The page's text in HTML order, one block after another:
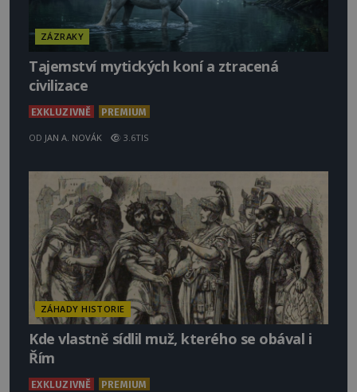
ZÁZRAKY
Tajemství mytických koní a ztracená
civilizace
EXKLUZIVNĚ PREMIUM
OD JAN A. NOVÁK 3.6TIS
ZÁHADY HISTORIE
Kde vlastně sídlil muž, kterého se obával i
Řím
EXKLUZIVNĚ PREMIUM